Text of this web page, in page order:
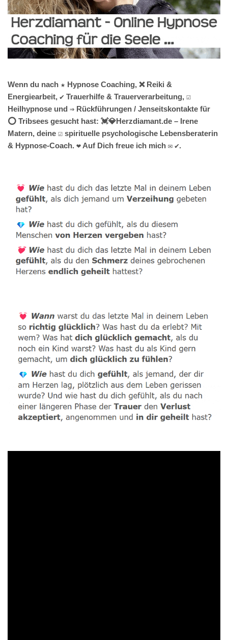
Wenn du nach ★ Hypnose Coaching, ❌ Reiki &
Energiearbeit, ✔️ Trauerhilfe & Trauerverarbeitung, ☑️
Heilhypnose und ⇒ Rückführungen / Jenseitskontakte für
⭕ Tribsees gesucht hast: 💓️💎Herzdiamant.de – Irene
Matern, deine ☑️ spirituelle psychologische Lebensberaterin
& Hypnose-Coach. ❤ Auf Dich freue ich mich ✉ ✔.